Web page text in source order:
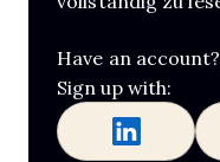
Have an account?
Sign up with: